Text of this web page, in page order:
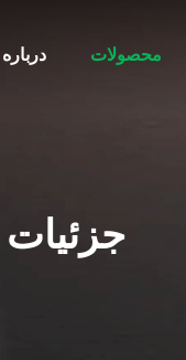
محصولات